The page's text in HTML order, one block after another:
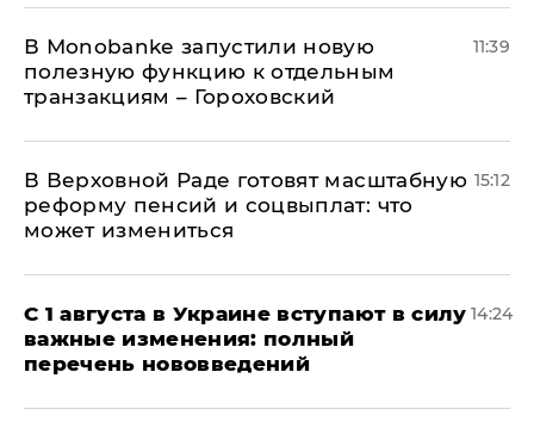
В Мonobankе запустили новую
полезную функцию к отдельным
транзакциям – Гороховский
11:39
В Верховной Раде готовят масштабную
реформу пенсий и соцвыплат: что
может измениться
15:12
С 1 августа в Украине вступают в силу
важные изменения: полный
перечень нововведений
14:24